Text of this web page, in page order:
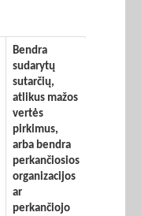
Bendra
sudarytų
sutarčių,
atlikus mažos
vertės
pirkimus,
arba bendra
perkančiosios
organizacijos
ar
perkančiojo